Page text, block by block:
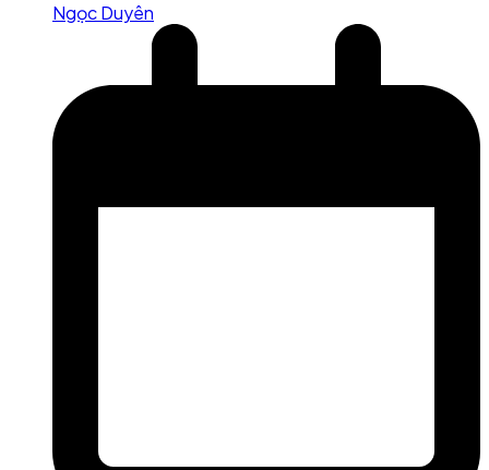
Ngọc Duyên